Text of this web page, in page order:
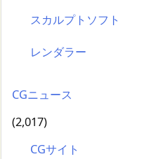
スカルプトソフト
レンダラー
CGニュース
(2,017)
CGサイト